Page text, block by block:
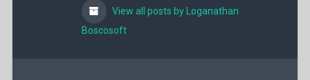
View all posts by Loganathan
Boscosoft